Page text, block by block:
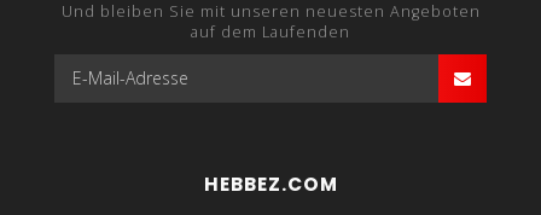
Und bleiben Sie mit unseren neuesten Angeboten
auf dem Laufenden
HEBBEZ.COM